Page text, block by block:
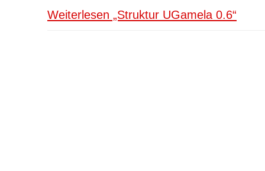
Weiterlesen „Struktur UGamela 0.6“